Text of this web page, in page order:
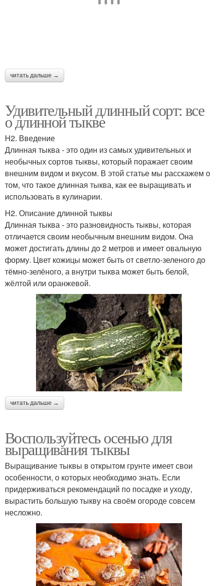
читать дальше →
Удивительный длинный сорт: все
о длинной тыкве
H2. Введение
Длинная тыква - это один из самых удивительных и
необычных сортов тыквы, который поражает своим
внешним видом и вкусом. В этой статье мы расскажем о
том, что такое длинная тыква, как ее выращивать и
использовать в кулинарии.
H2. Описание длинной тыквы
Длинная тыква - это разновидность тыквы, которая
отличается своим необычным внешним видом. Она
может достигать длины до 2 метров и имеет овальную
форму. Цвет кожицы может быть от светло-зеленого до
тёмно-зелёного, а внутри тыква может быть белой,
жёлтой или оранжевой.
читать дальше →
Воспользуйтесь осенью для
выращивания тыквы
Выращивание тыквы в открытом грунте имеет свои
особенности, о которых необходимо знать. Если
придерживаться рекомендаций по посадке и уходу,
вырастить большую тыкву на своём огороде совсем
несложно.